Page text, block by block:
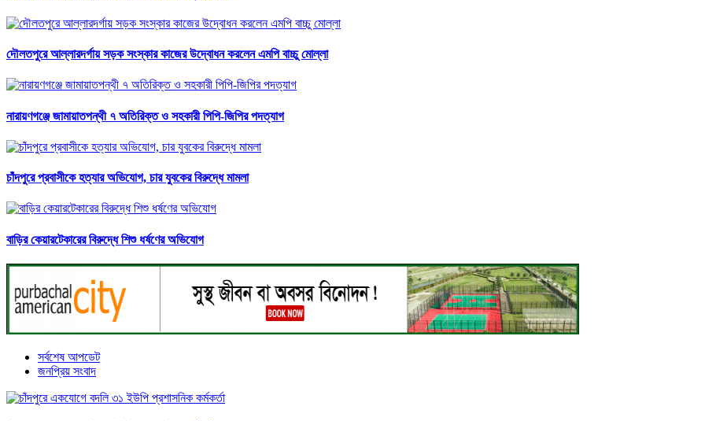
দৌলতপুরে আল্লারদর্গায় সড়ক সংস্কার কাজের উদ্বোধন করলেন এমপি বাচ্চু মোল্লা
নারায়ণগঞ্জে জামায়াতপন্থী ৭ অতিরিক্ত ও সহকারী পিপি-জিপির পদত্যাগ
চাঁদপুরে প্রবাসীকে হত্যার অভিযোগ, চার যুবকের বিরুদ্ধে মামলা
বাড়ির কেয়ারটেকারের বিরুদ্ধে শিশু ধর্ষণের অভিযোগ
সর্বশেষ আপডেট
জনপ্রিয় সংবাদ